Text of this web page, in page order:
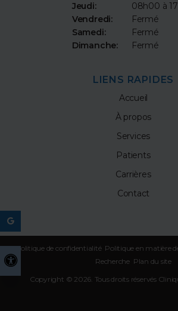
Version accessible
Jeudi:
08h00 à
Vendredi:
Fermé
Samedi:
Fermé
Dimanche:
Fermé
LIENS RAPIDES
Accueil
À propos
Services
Patients
Carrières
Contact
Politique de confidentialité Politique en matière
Recherche Plan du site
Copyright © 2026. Tous droits réservés